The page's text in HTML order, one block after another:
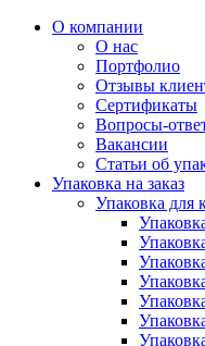
О компании
О нас
Портфолио
Отзывы
Сертификаты
Вопросы-
Вакансии
Статьи об
Упаковка на заказ
Упаковка для